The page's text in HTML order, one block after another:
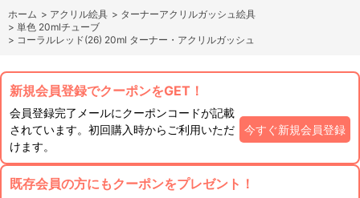
ホーム > アクリル絵具 > ターナーアクリルガッシュ絵具
> 単色 20mlチューブ
> コーラルレッド(26) 20ml ターナー・アクリルガッシュ
新規会員登録でクーポンをGET！
会員登録完了メールにクーポンコードが記載
されています。初回購入時からご利用いただ
けます。
今すぐ新規会員登録
既存会員の方にもクーポンをプレゼント！